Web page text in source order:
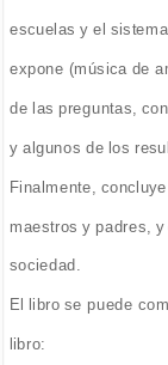
escuelas y el
expone (música de
de las preguntas,
y algunos de los
Finalmente,
maestros y padres,
sociedad.
El libro se puede
libro: